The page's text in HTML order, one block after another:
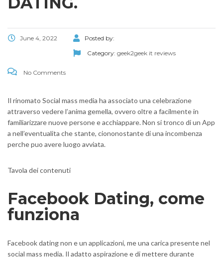
June 4, 2022
Posted by:
Category: geek2geek it reviews
No Comments
Il rinomato Social mass media ha associato una celebrazione
attraverso vedere l’anima gemella, ovvero oltre a facilmente in
familiarizzare nuove persone e acchiappare. Non si tronco di un App
a nell’eventualita che stante, ciononostante di una incombenza
perche puo avere luogo avviata.
Tavola dei contenuti
Facebook Dating, come
funziona
Facebook dating non e un applicazioni, me una carica presente nel
social mass media. Il adatto aspirazione e di mettere durante